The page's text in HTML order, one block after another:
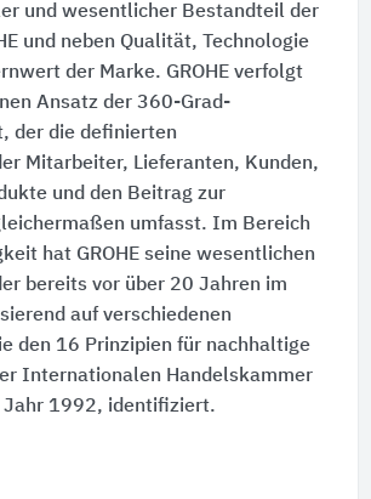
und wesentlicher Bestandteil der
und neben Qualität, Technologie
der Marke. GROHE verfolgt
Ansatz der 360-Grad-
der die definierten
Mitarbeiter, Lieferanten, Kunden,
und den Beitrag zur
umfasst. Im Bereich
hat GROHE seine wesentlichen
bereits vor über 20 Jahren im
auf verschiedenen
den 16 Prinzipien für nachhaltige
Internationalen Handelskammer
Jahr 1992, identifiziert.